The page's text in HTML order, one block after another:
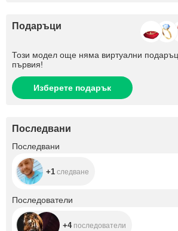
Подаръци
Този модел още няма виртуални
първия!
Изберете подарък
Последвани
Последвани
+1 следване
Последователи
+4последователи